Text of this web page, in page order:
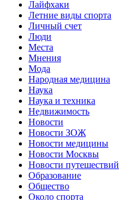
Лайфхаки
Летние виды спорта
Личный счет
Люди
Места
Мнения
Мода
Народная медицина
Наука
Наука и техника
Недвижимость
Новости
Новости ЗОЖ
Новости медицины
Новости Москвы
Новости путешествий
Образование
Общество
Около спорта